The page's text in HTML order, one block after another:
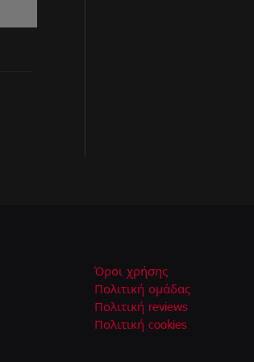
Όροι χρήσης
Πολιτική ομάδας
Πολιτική reviews
Πολιτική cookies